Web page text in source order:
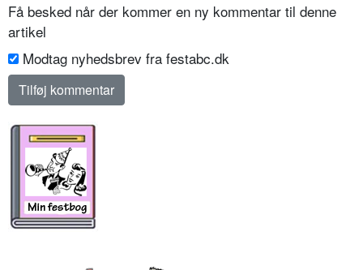
Få besked når der kommer en ny kommentar til denne
artikel
Modtag nyhedsbrev fra festabc.dk